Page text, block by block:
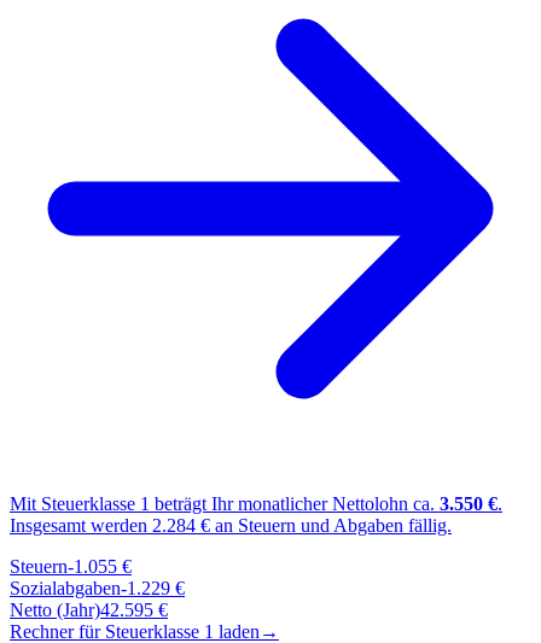
Mit Steuerklasse 1 beträgt Ihr monatlicher Nettolohn ca. 3.550 €.
Insgesamt werden 2.284 € an Steuern und Abgaben fällig.
Steuern-1.055 €
Sozialabgaben-1.229 €
Netto (Jahr)42.595 €
Rechner für Steuerklasse 1 laden →